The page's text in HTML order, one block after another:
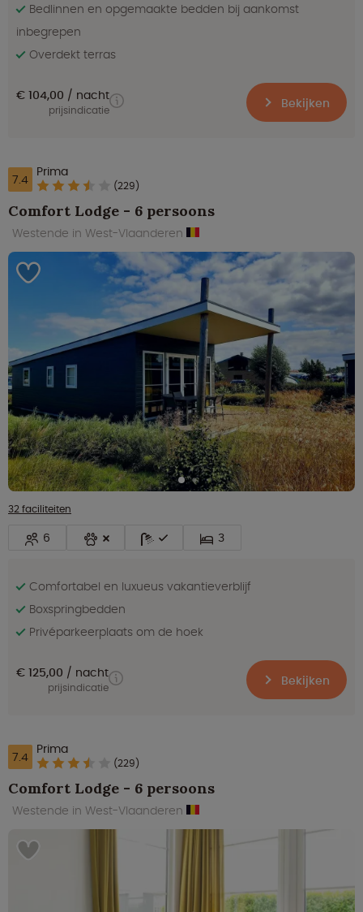
Bedlinnen en opgemaakte bedden bij aankomst
inbegrepen
Overdekt terras
€ 104,00 nacht
prijsindicatie Bekijken
7.4 Prima
(229)
Comfort Lodge - 6 persoons
Westende in West-Vlaanderen
32 faciliteiten
6 3
Comfortabel en luxueus vakantieverblijf
Boxspringbedden
Privéparkeerplaats om de hoek
€ 125,00 nacht
prijsindicatie Bekijken
7.4 Prima
(229)
Comfort Lodge - 6 persoons
Westende in West-Vlaanderen